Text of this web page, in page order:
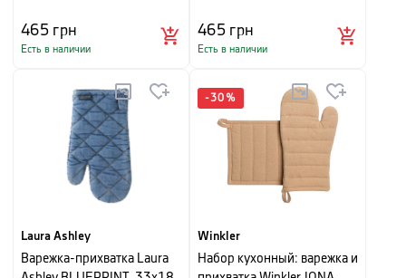
465грн
Есть в наличии
465грн
Есть в наличии
Laura Ashley
Варежка-прихватка Laura
-30 %
Winkler
Набор кухонный: варежка и